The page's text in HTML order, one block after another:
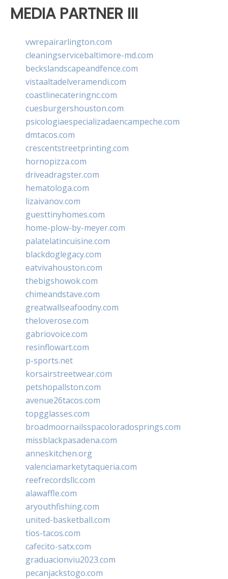
MEDIA PARTNER III
vwrepairarlington.com
cleaningservicebaltimore-md.com
beckslandscapeandfence.com
vistaaltadelveramendi.com
coastlinecateringnc.com
cuesburgershouston.com
psicologiaespecializadaencampeche.com
dmtacos.com
crescentstreetprinting.com
hornopizza.com
driveadragster.com
hematologa.com
lizaivanov.com
guesttinyhomes.com
home-plow-by-meyer.com
palatelatincuisine.com
blackdoglegacy.com
eatvivahouston.com
thebigshowok.com
chimeandstave.com
greatwallseafoodny.com
theloverose.com
gabriovoice.com
resinflowart.com
p-sports.net
korsairstreetwear.com
petshopallston.com
avenue26tacos.com
topgglasses.com
broadmoornailsspacoloradosprings.com
missblackpasadena.com
anneskitchen.org
valenciamarketytaqueria.com
reefrecordsllc.com
alawaffle.com
aryouthfishing.com
united-basketball.com
tios-tacos.com
cafecito-satx.com
graduacionviu2023.com
pecanjackstogo.com